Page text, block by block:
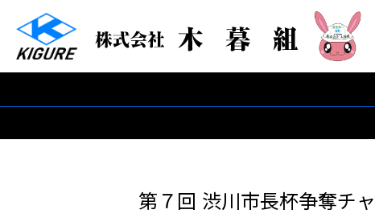
第７回 渋川市長杯争奪チ